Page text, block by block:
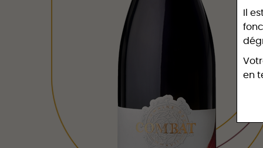
Il
en